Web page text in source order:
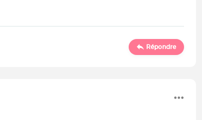
Répondre